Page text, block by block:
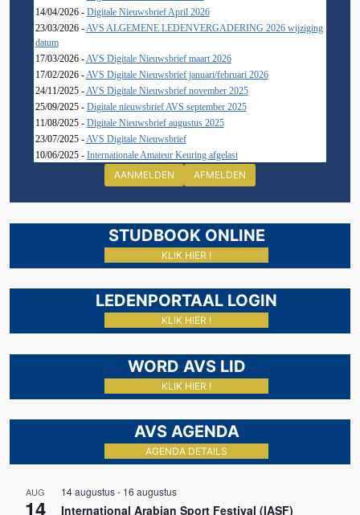
14/04/2026 - Digitale Nieuwsbrief April 2026
23/03/2026 - AVS ALGEMENE LEDENVERGADERING 2026 wijziging
datum
17/03/2026 - AVS Digitale Nieuwsbrief maart 2026
17/02/2026 - AVS Digitale Nieuwsbrief januari/februari 2026
24/11/2025 - AVS Digitale Nieuwsbrief november 2025
25/09/2025 - Digitale nieuwsbrief AVS september 2025
11/08/2025 - Digitale Nieuwsbrief augustus 2025
23/07/2025 - AVS Digitale Nieuwsbrief
10/06/2025 - Internationale Amateur Keuring afgelast
AANMELDEN AFMELDEN
STUDBOOK ONLINE
KLIK HIER !
LEDENPORTAAL LOGIN
KLIK HIER !
WORD AVS LID
KLIK HIER !
AVS AGENDA
AGENDA DETAILS
AUG
14
14 augustus- 16 augustus
International Arabian Sport Festival (IASF)